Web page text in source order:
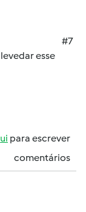
#7
esse
para escrever
comentários